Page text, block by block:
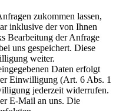
zukommen lassen,
inklusive der von Ihnen
Bearbeitung der Anfrage
uns gespeichert. Diese
weiter.
Daten erfolgt
Einwilligung (Art. 6 Abs. 1
jederzeit widerrufen.
E-Mail an uns. Die